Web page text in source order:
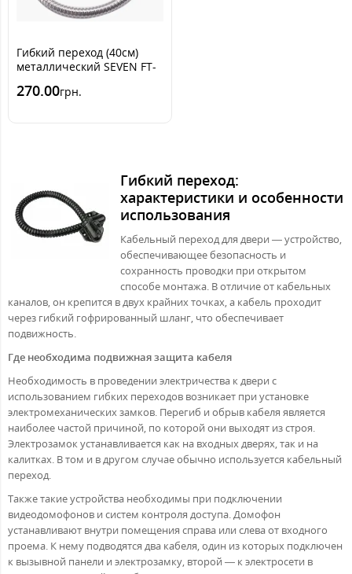
Гибкий переход (40см)
металлический SEVEN FT-
270.00грн.
Гибкий переход:
характеристики и особенности
использования
Кабельный переход для двери — устройство,
обеспечивающее безопасность и
сохранность проводки при открытом
способе монтажа. В отличие от кабельных
каналов, он крепится в двух крайних точках, а кабель проходит
через гибкий гофрированный шланг, что обеспечивает
подвижность.
Где необходима подвижная защита кабеля
Необходимость в проведении электричества к двери с
использованием гибких переходов возникает при установке
электромеханических замков. Перегиб и обрыв кабеля является
наиболее частой причиной, по которой они выходят из строя.
Электрозамок устанавливается как на входных дверях, так и на
калитках. В том и в другом случае обычно используется кабельный
переход.
Также такие устройства необходимы при подключении
видеодомофонов и систем контроля доступа. Домофон
устанавливают внутри помещения справа или слева от входного
проема. К нему подводятся два кабеля, один из которых подключен
к вызывной панели и электрозамку, второй — к электросети в